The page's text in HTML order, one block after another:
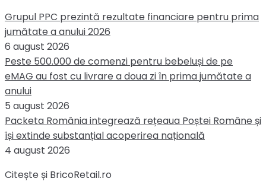
Grupul PPC prezintă rezultate financiare pentru prima
jumătate a anului 2026
6 august 2026
Peste 500.000 de comenzi pentru bebeluși de pe
eMAG au fost cu livrare a doua zi în prima jumătate a
anului
5 august 2026
Packeta România integrează rețeaua Poștei Române și
își extinde substanțial acoperirea națională
4 august 2026
Citește și BricoRetail.ro